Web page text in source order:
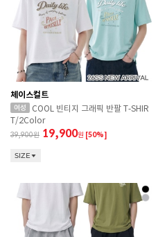
체이스컬트
COOL 빈티지 그래픽 반팔 T-SHIR
T/2Color
39,900 19,900원 [50%]
SIZE